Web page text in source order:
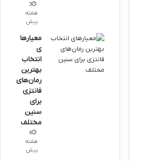
3
هفته
پیش
معیارها
ی
انتخاب
بهترین
رمان‌های
فانتزی
برای
سنین
مختلف
4
هفته
پیش